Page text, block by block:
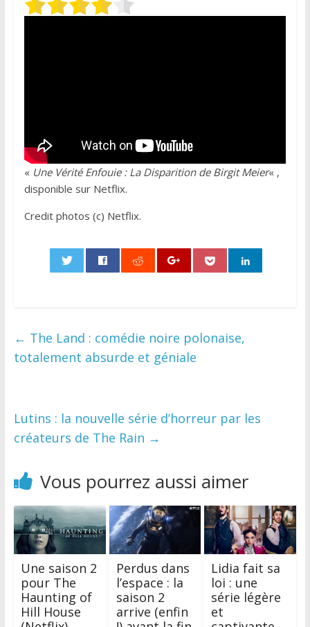
« Une Vérité Enfouie : La Disparition de Birgit Meier« ,
disponible sur Netflix.
Credit photos (c) Netflix.
← The Land : comédie noire polonaise,
totalement absurde et géniale
Lutins : la nouvelle série d’horreur par les
créateurs de The Rain →
Vous pourrez aussi aimer
Une saison 2
pour The
Haunting of
Hill House
Perdus dans
l’espace : la
saison 2
arrive (enfin
Lidia fait sa
loi : une
série légère
et